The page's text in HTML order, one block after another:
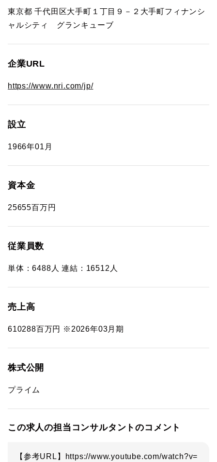
東京都 千代田区大手町１丁目９－２大手町フィナンシ
ャルシティ グランキューブ
企業URL
https://www.nri.com/jp/
設立
1966年01月
資本金
25655百万円
従業員数
単体：6488人 連結：16512人
売上高
610288百万円 ※2026年03月期
株式公開
プライム
この求人の担当コンサルタントのコメント
【参考URL】https://www.youtube.com/watch?v=